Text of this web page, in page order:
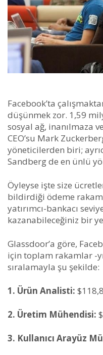
Facebook’ta
düşünmek zor. 1,59
sosyal ağ, inanılmaza
CEO’su Mark
yöneticilerden biri;
Sandberg de en ünlü
Öyleyse işte size
bildirdiği ödeme
yatırımcı-bankacı
kazanabileceğiniz bir
Glassdoor’a göre,
için toplam rakamlar -
sıralamayla şu şekilde:
1. Ürün Analisti:
2. Üretim Mühendisi:
3. Kullanıcı Arayüz